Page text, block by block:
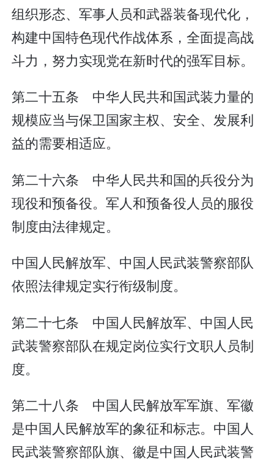
组织形态、军事人员和武器装备现代化，
构建中国特色现代作战体系，全面提高战
斗力，努力实现党在新时代的强军目标。
第二十五条 中华人民共和国武装力量的
规模应当与保卫国家主权、安全、发展利
益的需要相适应。
第二十六条 中华人民共和国的兵役分为
现役和预备役。军人和预备役人员的服役
制度由法律规定。
中国人民解放军、中国人民武装警察部队
依照法律规定实行衔级制度。
第二十七条 中国人民解放军、中国人民
武装警察部队在规定岗位实行文职人员制
度。
第二十八条 中国人民解放军军旗、军徽
是中国人民解放军的象征和标志。中国人
民武装警察部队旗、徽是中国人民武装警